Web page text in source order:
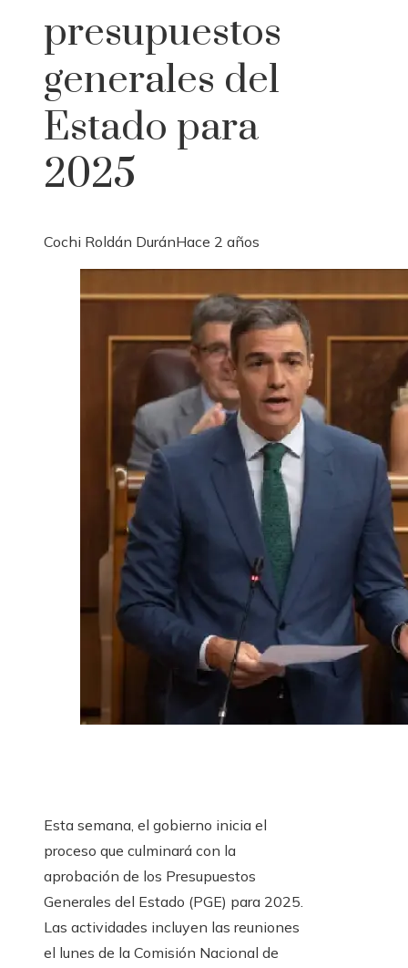
presupuestos
generales del
Estado para
2025
Cochi Roldán DuránHace 2 años
Esta semana, el gobierno inicia el
proceso que culminará con la
aprobación de los Presupuestos
Generales del Estado (PGE) para 2025.
Las actividades incluyen las reuniones
el lunes de la Comisión Nacional de